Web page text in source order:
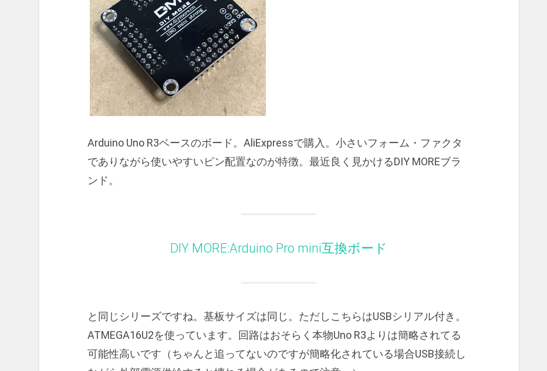
Arduino Uno R3ベースのボード。AliExpressで購入。小さいフォーム・ファクタ
でありながら使いやすいピン配置なのが特徴。最近良く見かけるDIY MOREブラ
ンド。
DIY MORE:Arduino Pro mini互換ボード
と同じシリーズですね。基板サイズは同じ。ただしこちらはUSBシリアル付き。
ATMEGA16U2を使っています。回路はおそらく本物Uno R3よりは簡略されてる
可能性高いです（ちゃんと追ってないのですが簡略化されている場合USB接続し